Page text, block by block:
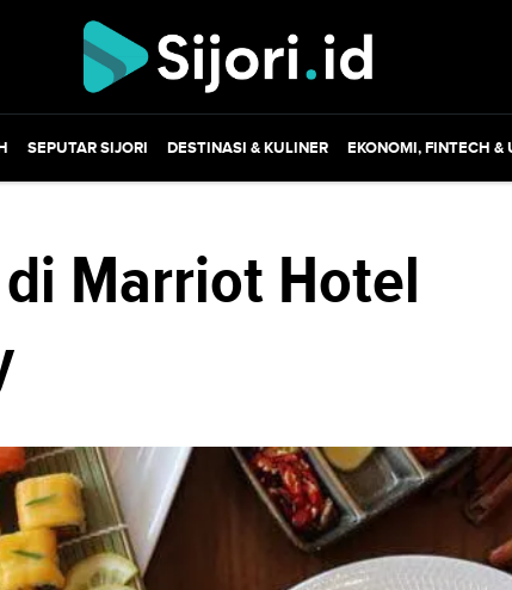
SEPUTAR SIJORI DESTINASI & KULINER EKONOMI, FINTECH &
Marriot Hotel